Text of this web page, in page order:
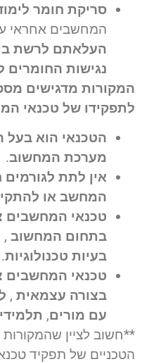
סריקת חומר
המחשבים אחראי
העלאתם לרשת
נגישות החומרים
המקורות מדגישים
לתפקידו של טכנאי
הטכנאי הוא בעל
מערכת המחשוב.
אין לתת
המחשב או
טכנאי המחשבים
בתחום המחשוב ,
בעיות טכנולוגיות.
טכנאי המחשבים
בצורה עצמאית ,
עם מורים,
**חשוב לציין
הטכניים של תפקיד